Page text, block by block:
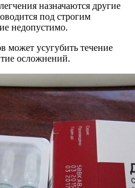
назначаются другие
под строгим
недопустимо.
может усугубить течение
осложнений.